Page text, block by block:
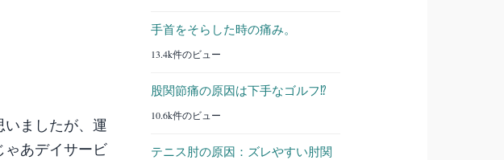
ましたが、運
あデイサービ
手首をそらした時の痛み。
13.4k件のビュー
股関節痛の原因は下手なゴルフ⁉︎
10.6k件のビュー
テニス肘の原因：ズレやすい肘関